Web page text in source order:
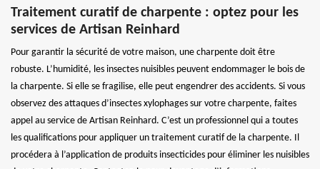
Traitement curatif de charpente : optez pour les
services de Artisan Reinhard
Pour garantir la sécurité de votre maison, une charpente doit être
robuste. L’humidité, les insectes nuisibles peuvent endommager le bois de
la charpente. Si elle se fragilise, elle peut engendrer des accidents. Si vous
observez des attaques d’insectes xylophages sur votre charpente, faites
appel au service de Artisan Reinhard. C’est un professionnel qui a toutes
les qualifications pour appliquer un traitement curatif de la charpente. Il
procédera à l’application de produits insecticides pour éliminer les nuisibles